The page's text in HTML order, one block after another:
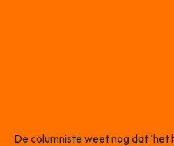
De columniste weet nog dat ‘het